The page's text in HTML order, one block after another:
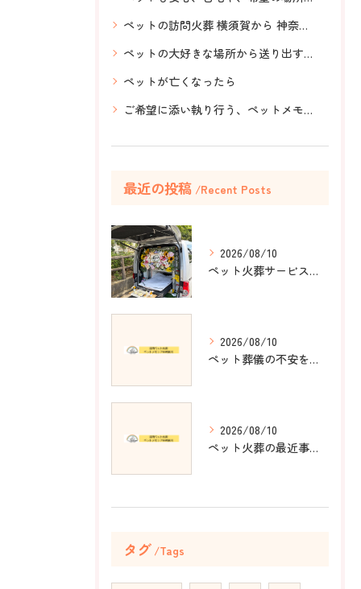
ペットの訪問火葬 横須賀から 神奈川県全域、ペット葬儀
ペットの大好きな場所から送り出す、想いを伝える、ペットメモリアル神奈川、選んで産まれてきた家族
ペットが亡くなったら
ご希望に添い執り行う、ペットメモリアル神奈川の訪問ペット火葬
最近の投稿 Recent Posts
2026/08/10
ペット火葬サービスの選び方ガイドと神奈川県横浜市金沢区で安心の対応
2026/08/10
ペット葬儀の不安を和らげる方法
2026/08/10
ペット火葬の最近事情と神奈川県横浜市港北区での選び方ガイド
タグ Tags